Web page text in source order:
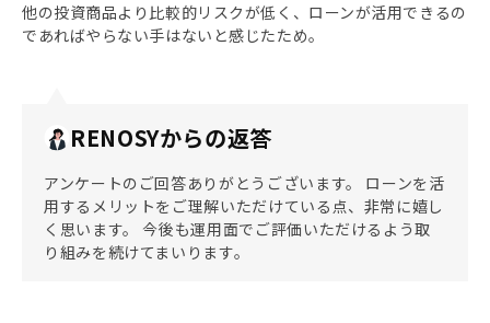
他の投資商品より比較的リスクが低く、ローンが活用できるの
であればやらない手はないと感じたため。
RENOSYからの返答
アンケートのご回答ありがとうございます。 ローンを活
用するメリットをご理解いただけている点、非常に嬉し
く思います。 今後も運用面でご評価いただけるよう取
り組みを続けてまいります。